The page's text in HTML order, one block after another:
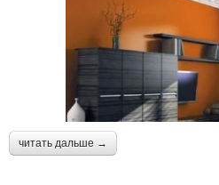
читать дальше →